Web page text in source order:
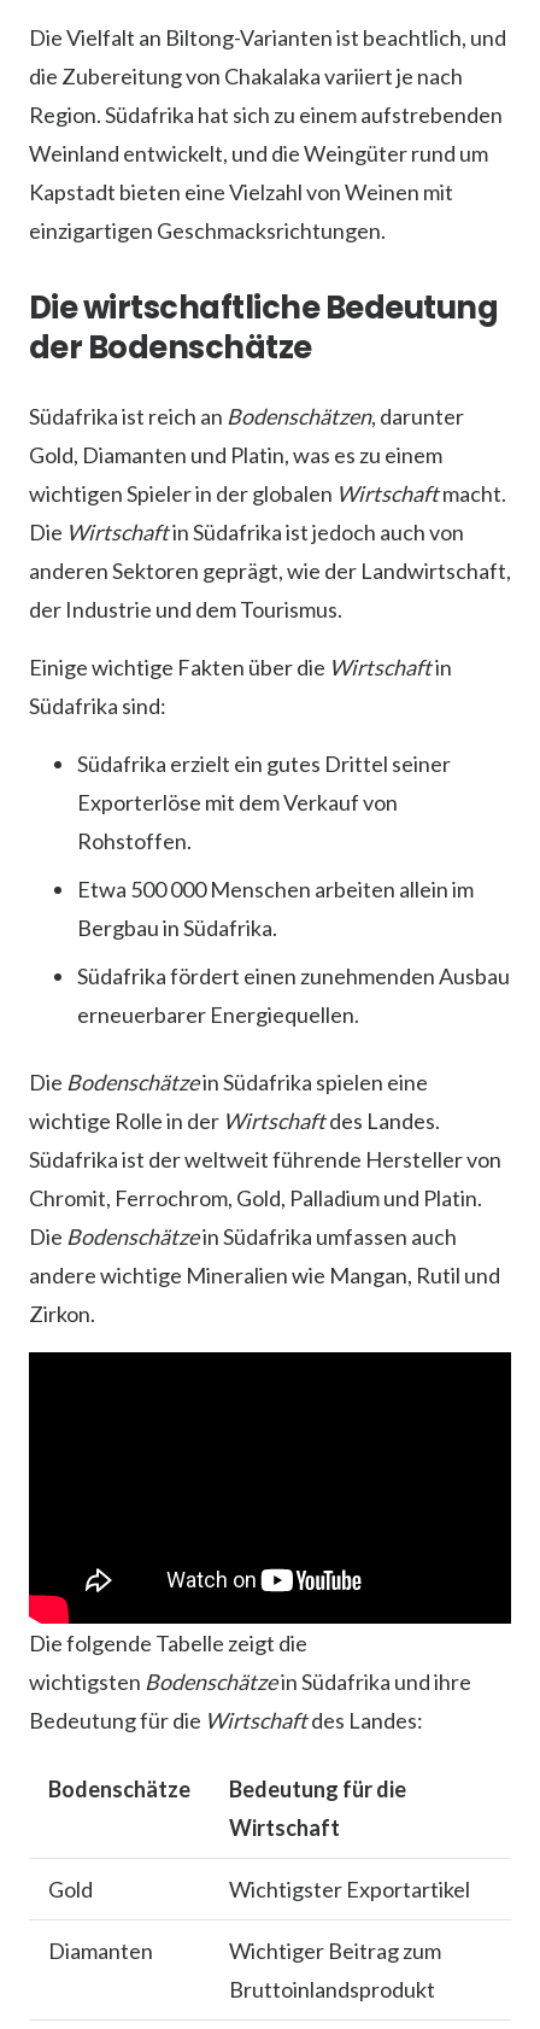
Die Vielfalt an Biltong-Varianten ist beachtlich, und
die Zubereitung von Chakalaka variiert je nach
Region. Südafrika hat sich zu einem aufstrebenden
Weinland entwickelt, und die Weingüter rund um
Kapstadt bieten eine Vielzahl von Weinen mit
einzigartigen Geschmacksrichtungen.
Die wirtschaftliche Bedeutung
der Bodenschätze
Südafrika ist reich an Bodenschätzen, darunter
Gold, Diamanten und Platin, was es zu einem
wichtigen Spieler in der globalen Wirtschaftmacht.
Die Wirtschaftin Südafrika ist jedoch auch von
anderen Sektoren geprägt, wie der Landwirtschaft,
der Industrie und dem Tourismus.
Einige wichtige Fakten über die Wirtschaftin
Südafrika sind:
Südafrika erzielt ein gutes Drittel seiner
Exporterlöse mit dem Verkauf von
Rohstoffen.
Etwa 500 000 Menschen arbeiten allein im
Bergbau in Südafrika.
Südafrika fördert einen zunehmenden Ausbau
erneuerbarer Energiequellen.
Die Bodenschätzein Südafrika spielen eine
wichtige Rolle in der Wirtschaftdes Landes.
Südafrika ist der weltweit führende Hersteller von
Chromit, Ferrochrom, Gold, Palladium und Platin.
Die Bodenschätzein Südafrika umfassen auch
andere wichtige Mineralien wie Mangan, Rutil und
Zirkon.
Die folgende Tabelle zeigt die
wichtigsten Bodenschätzein Südafrika und ihre
Bedeutung für die Wirtschaftdes Landes:
Bodenschätze
Bedeutung für die
Wirtschaft
Gold Wichtigster Exportartikel
Diamanten
Wichtiger Beitrag zum
Bruttoinlandsprodukt